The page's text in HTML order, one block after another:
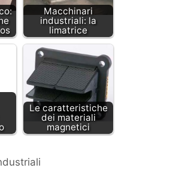
Macchinari
industriali: la
limatrice
Le caratteristiche
dei materiali
magnetici